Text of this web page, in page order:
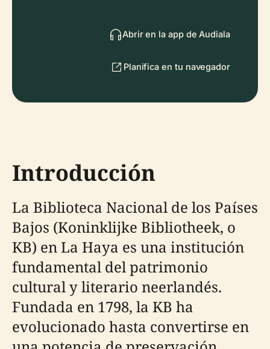
Abrir en la app de Audiala
Planifica en tu navegador
Introducción
La Biblioteca Nacional de los Países
Bajos (Koninklijke Bibliotheek, o
KB) en La Haya es una institución
fundamental del patrimonio
cultural y literario neerlandés.
Fundada en 1798, la KB ha
evolucionado hasta convertirse en